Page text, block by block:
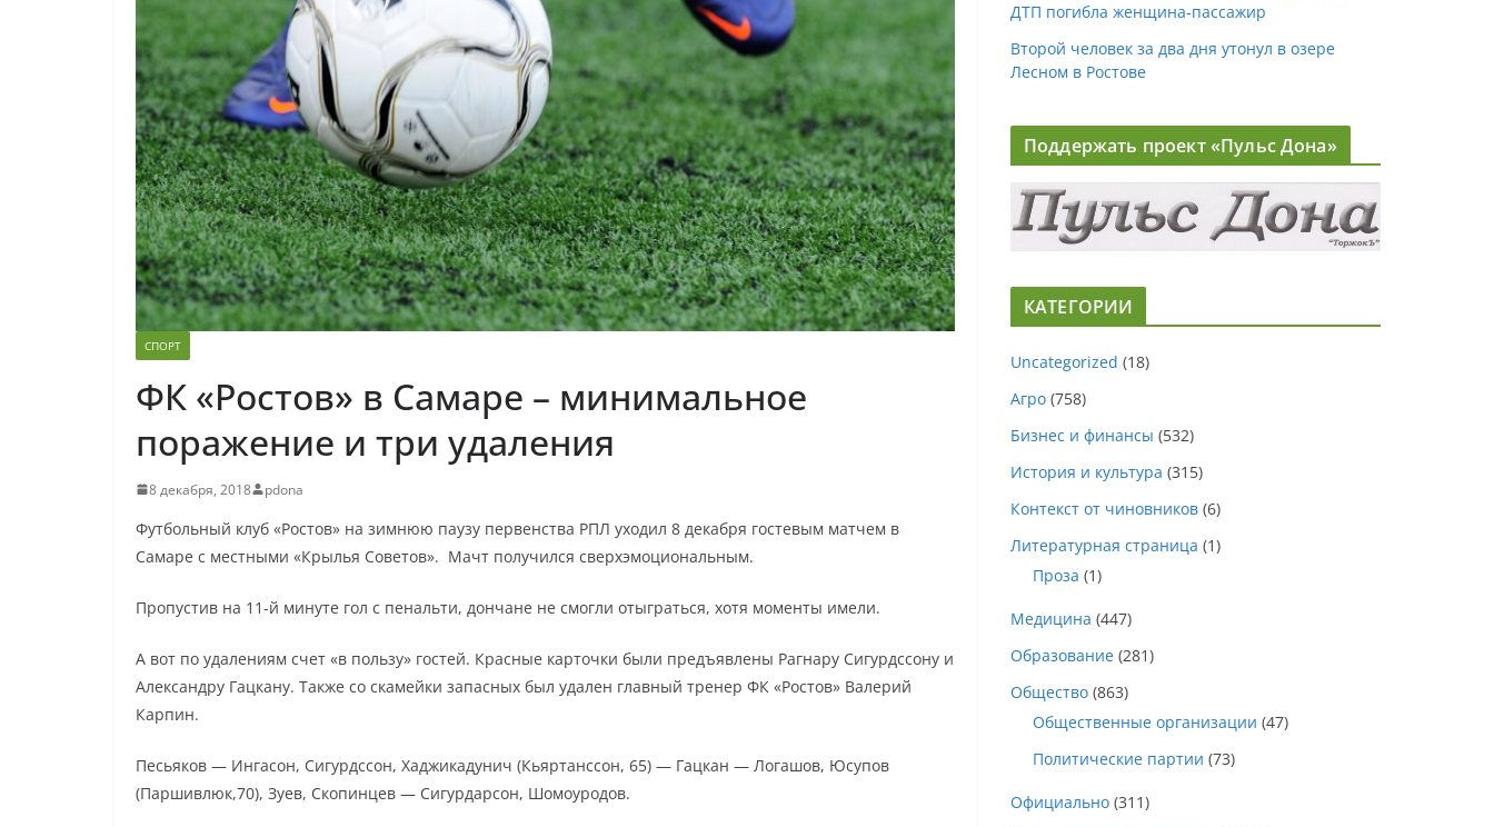
СПОРТ
ФК «Ростов» в Самаре – минимальное
поражение и три удаления
8 декабря, 2018 pdona
Футбольный клуб «Ростов» на зимнюю паузу первенства РПЛ уходил 8 декабря гостевым матчем в
Самаре с местными «Крылья Советов». Мачт получился сверхэмоциональным.
Пропустив на 11-й минуте гол с пенальти, дончане не смогли отыграться, хотя моменты имели.
А вот по удалениям счет «в пользу» гостей. Красные карточки были предъявлены Рагнару Сигурдссону и
Александру Гацкану. Также со скамейки запасных был удален главный тренер ФК «Ростов» Валерий
Карпин.
Песьяков — Ингасон, Сигурдссон, Хаджикадунич (Кьяртанссон, 65) — Гацкан — Логашов, Юсупов
(Паршивлюк,70), Зуев, Скопинцев — Сигурдарсон, Шомоуродов.
ДТП погибла женщина-пассажир
Второй человек за два дня утонул в озере
Лесном в Ростове
Поддержать проект «Пульс Дона»
КАТЕГОРИИ
Uncategorized (18)
Агро (758)
Бизнес и финансы (532)
История и культура (315)
Контекст от чиновников (6)
Литературная страница (1)
Проза (1)
Медицина (447)
Образование (281)
Общество (863)
Общественные организации (47)
Политические партии (73)
Официально (311)